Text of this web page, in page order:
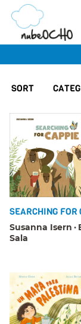
SORT
SEARCHING FOR
Susanna Isern
Sala